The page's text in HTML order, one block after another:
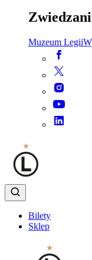
Muzeum Legii
Bilety
Sklep